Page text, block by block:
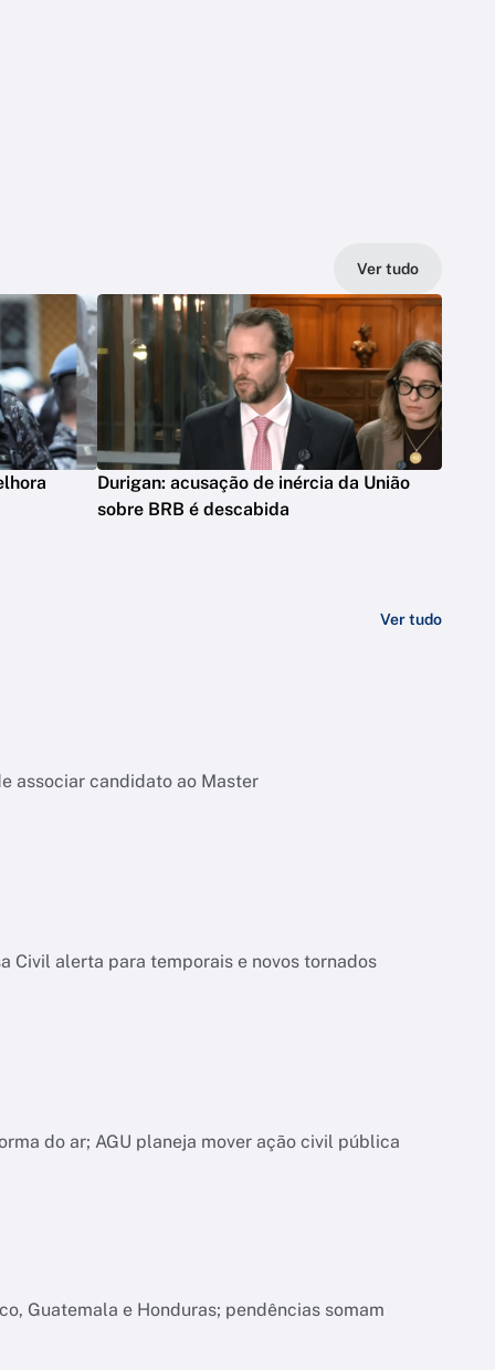
Ver tudo
Durigan: acusação de inércia da União
sobre BRB é descabida
Ver tudo
associar candidato ao Master
Civil alerta para temporais e novos tornados
do ar; AGU planeja mover ação civil pública
Guatemala e Honduras; pendências somam